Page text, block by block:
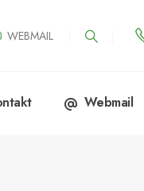
WEBMAIL
Webmail